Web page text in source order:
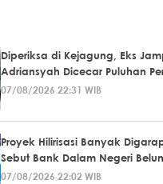
Diperiksa di Kejagung, Eks
Adriansyah Dicecar Puluhan
07/08/2026 22:31 WIB
Proyek Hilirisasi Banyak
Sebut Bank Dalam Negeri
07/08/2026 22:02 WIB